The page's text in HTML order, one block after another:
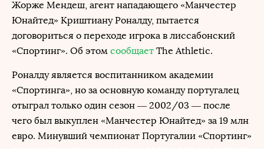
Жорже Мендеш, агент нападающего «Манчестер
Юнайтед» Криштиану Роналду, пытается
договориться о переходе игрока в лиссабонский
«Спортинг». Об этом сообщает The Athletic.
Роналду является воспитанником академии
«Спортинга», но за основную команду португалец
отыграл только один сезон — 2002/03 — после
чего был выкуплен «Манчестер Юнайтед» за 19 млн
евро. Минувший чемпионат Португалии «Спортинг»